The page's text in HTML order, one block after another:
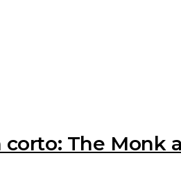
corto: The Monk